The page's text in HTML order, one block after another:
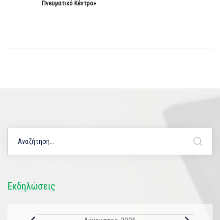
Πνευματικό Κέντρο»
Εκδηλώσεις